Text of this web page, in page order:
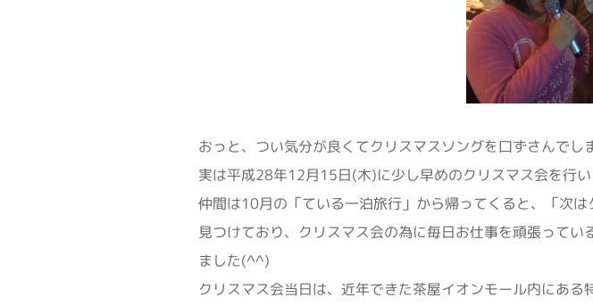
おっと、つい気分が良くてクリスマスソングを口ずさんでし
実は平成28年12月15日(木)に少し早めのクリスマス会を行い
仲間は10月の「ている一泊旅行」から帰ってくると、「次
見つけており、クリスマス会の為に毎日お仕事を頑張って
ました(^^)
クリスマス会当日は、近年できた茶屋イオンモール内にあ